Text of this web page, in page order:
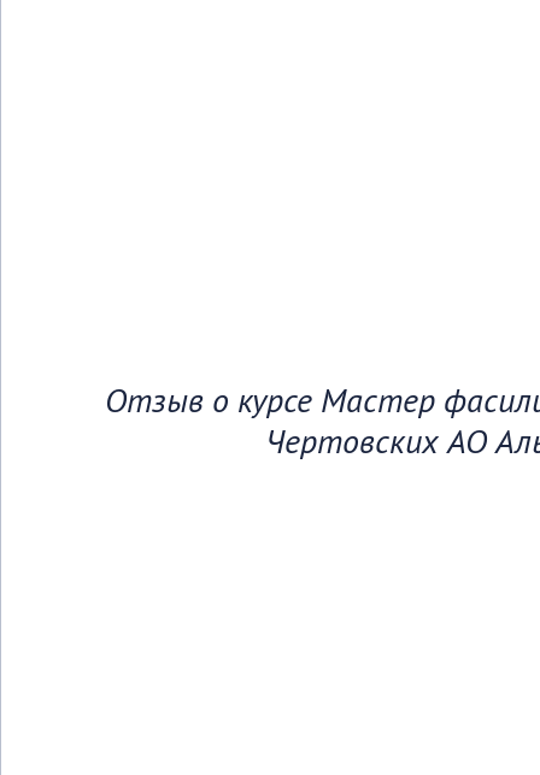
Отзыв о курсе Мастер
Чертовских АО